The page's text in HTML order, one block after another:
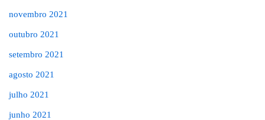
novembro 2021
outubro 2021
setembro 2021
agosto 2021
julho 2021
junho 2021